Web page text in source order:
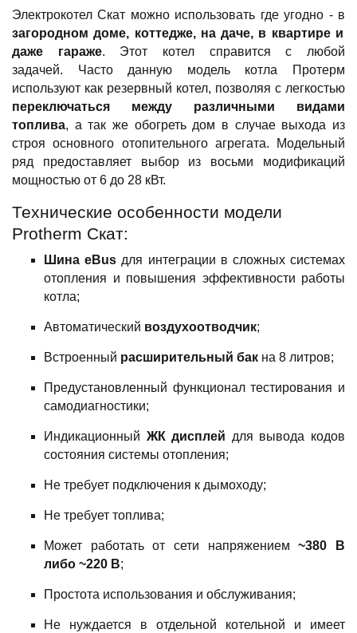
Электрокотел Скат можно использовать где угодно - в
загородном доме, коттедже, на даче, в квартире и
даже гараже. Этот котел справится с любой
задачей. Часто данную модель котла Протерм
используют как резервный котел, позволяя с легкостью
переключаться между различными видами
топлива, а так же обогреть дом в случае выхода из
строя основного отопительного агрегата. Модельный
ряд предоставляет выбор из восьми модификаций
мощностью от 6 до 28 кВт.
Технические особенности модели
Protherm Скат:
Шина eBus для интеграции в сложных системах
отопления и повышения эффективности работы
котла;
Автоматический воздухоотводчик;
Встроенный расширительный бак на 8 литров;
Предустановленный функционал тестирования и
самодиагностики;
Индикационный ЖК дисплей для вывода кодов
состояния системы отопления;
Не требует подключения к дымоходу;
Не требует топлива;
Может работать от сети напряжением~380 В
либо ~220 В;
Простота использования и обслуживания;
Не нуждается в отдельной котельной и имеет